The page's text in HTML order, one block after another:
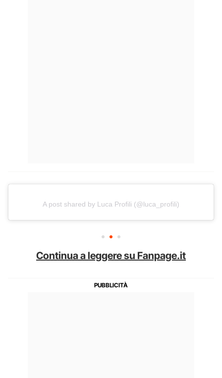
A post shared by Luca Profili (@luca_profili)
Continua a leggere su Fanpage.it